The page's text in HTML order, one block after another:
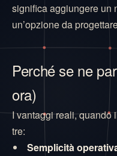
significa aggiungere un
un’opzione da
Perché se ne
ora)
I vantaggi reali, quando
tre:
Semplicità